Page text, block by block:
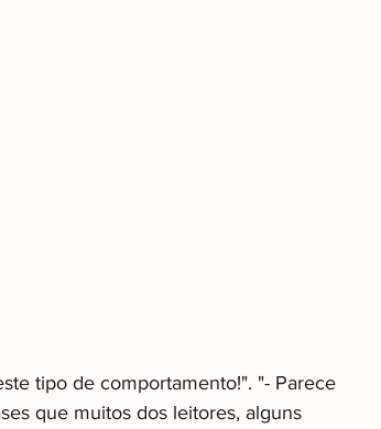
tipo de comportamento!". "- Parece
que muitos dos leitores, alguns